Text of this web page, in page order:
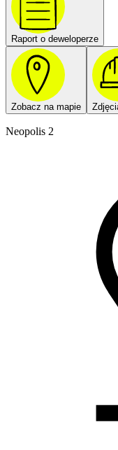
Raport o deweloperze
Zobacz na mapie
Neopolis 2